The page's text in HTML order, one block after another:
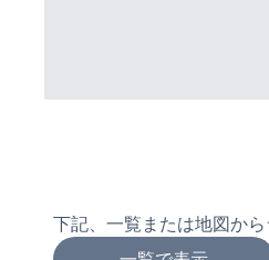
下記、一覧または地図か